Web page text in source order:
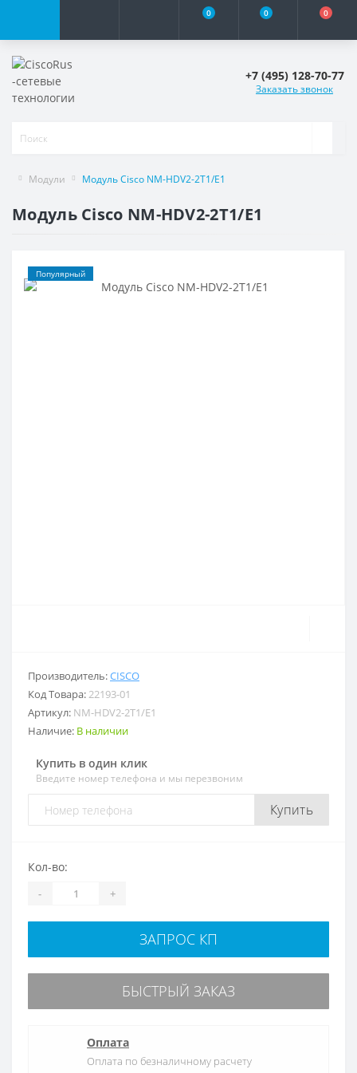
0 0 0
+7 (495) 128-70-77
Заказать звонок
Модули Модуль Cisco NM-HDV2-2T1/E1
Модуль Cisco NM-HDV2-2T1/E1
Популярный
Производитель:CISCO
Код Товара:22193-01
Артикул: NM-HDV2-2T1/E1
Наличие: В наличии
Купить в один клик
Введите номер телефона и мы перезвоним
Купить
Кол-во:
- +
ЗАПРОС КП
БЫСТРЫЙ ЗАКАЗ
Оплата
Оплата по безналичному расчету